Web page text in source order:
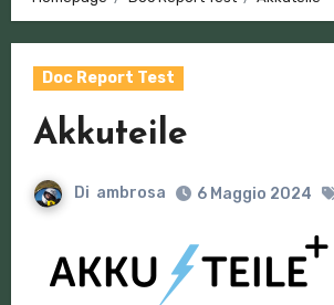
Doc Report Test
Akkuteile
Di ambrosa 6 Maggio 2024